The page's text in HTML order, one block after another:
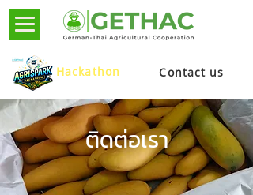
Hackathon Contact us
ติดต่อเรา